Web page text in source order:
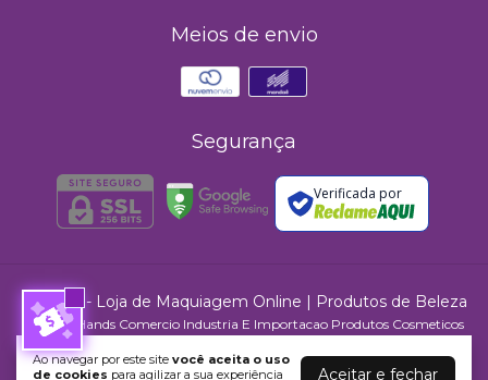
Ao navegar por este site você aceita o uso
de cookies para agilizar a sua experiência Aceitar e fechar
Meios de envio
Segurança
Verificada por
MAHAV - Loja de Maquiagem Online | Produtos de Beleza
©2026. Hands Comercio Industria E Importacao Produtos Cosmeticos
Ltda - 24416202000187. Todos os direitos reservados.